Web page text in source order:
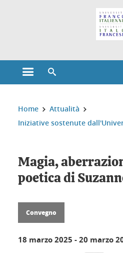
Aprire il menu principale
Sei qui:
Home
Attualità
Iniziative sostenute
Magia,
poetica di
Convegno
18 marzo 2025 -20 marzo